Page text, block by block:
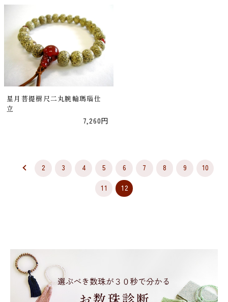
星月菩提樹尺二丸腕輪瑪瑙仕
立
7,260円
2 3 4 5 6 7 8 9 10
11 12